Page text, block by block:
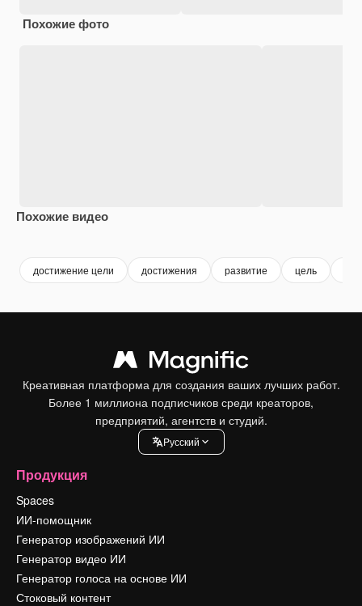
Похожие фото
Похожие видео
достижение цели достижения развитие цель
Креативная платформа для создания ваших лучших работ.
Более 1 миллиона подписчиков среди креаторов,
предприятий, агентств и студий.
Pусский
Продукция
Spaces
ИИ-помощник
Генератор изображений ИИ
Генератор видео ИИ
Генератор голоса на основе ИИ
Стоковый контент